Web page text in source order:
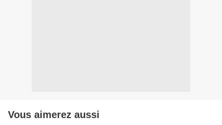
Vous aimerez aussi